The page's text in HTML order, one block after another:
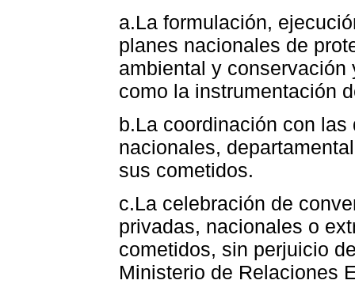
a.La formulación,
planes nacionales de
ambiental y
como la instrumentación
b.La coordinación con
nacionales,
sus cometidos.
c.La celebración de
privadas, nacionales o
cometidos, sin perjuicio
Ministerio de Relaciones